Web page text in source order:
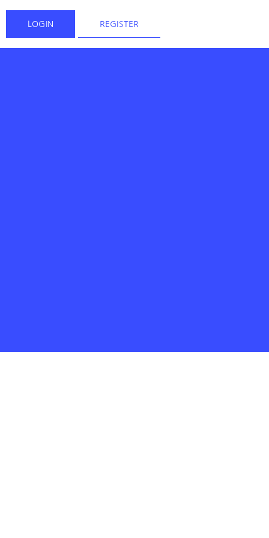
LOGIN REGISTER